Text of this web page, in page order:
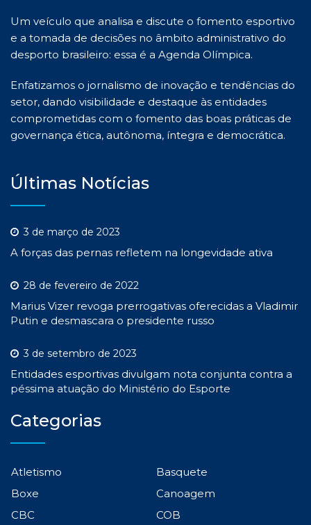
Um veículo que analisa e discute o fomento esportivo
e a tomada de decisões no âmbito administrativo do
desporto brasileiro: essa é a Agenda Olímpica.
Enfatizamos o jornalismo de inovação e tendências do
setor, dando visibilidade e destaque às entidades
comprometidas com o fomento das boas práticas de
governança ética, autônoma, íntegra e democrática.
Últimas Notícias
3 de março de 2023
A forças das pernas refletem na longevidade ativa
28 de fevereiro de 2022
Marius Vizer revoga prerrogativas oferecidas a Vladimir
Putin e desmascara o presidente russo
3 de setembro de 2023
Entidades esportivas divulgam nota conjunta contra a
péssima atuação do Ministério do Esporte
Categorias
Atletismo
Basquete
Boxe
Canoagem
CBC
COB